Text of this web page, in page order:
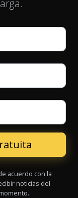
acuerdo con la
noticias del